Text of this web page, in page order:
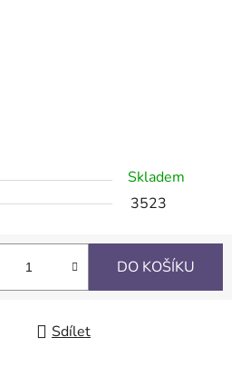
Skladem
3523
DO KOŠÍKU
Sdílet